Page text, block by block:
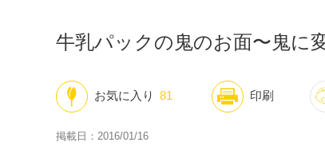
牛乳パックの鬼のお面〜鬼に
お気に入り 81 印刷
掲載日：2016/01/16